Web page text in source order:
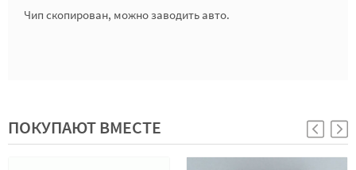
Чип скопирован, можно заводить авто.
ПОКУПАЮТ ВМЕСТЕ